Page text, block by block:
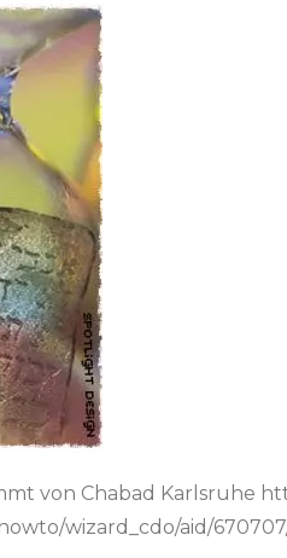
von Chabad Karlsruhe
wizard_cdo/aid/